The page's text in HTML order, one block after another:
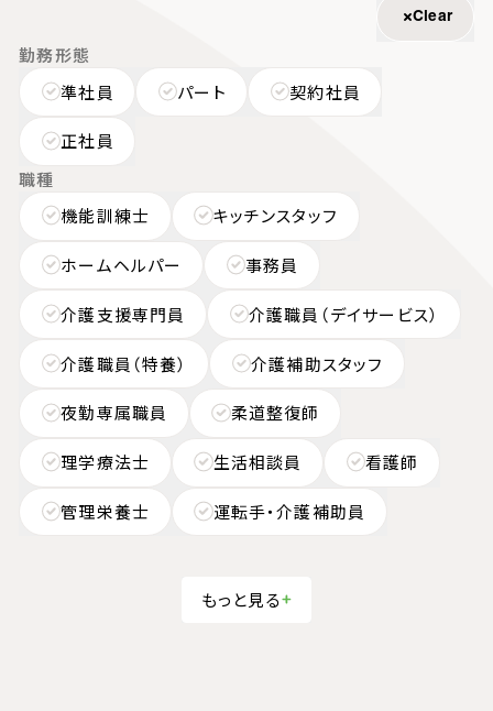
Clear
勤務形態
準社員
パート 契約社員
正社員
職種
機能訓練士
キッチンスタッフ
ホームヘルパー 事務員
介護支援専門員 介護職員（デイサービス）
介護職員（特養） 介護補助スタッフ
夜勤専属職員 柔道整復師
理学療法士 生活相談員 看護師
管理栄養士 運転手・介護補助員
もっと見る